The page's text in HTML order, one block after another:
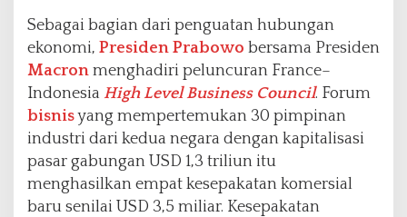
Sebagai bagian dari penguatan hubungan
ekonomi, Presiden Prabowo bersama Presiden
Macron menghadiri peluncuran France–
Indonesia High Level Business Council. Forum
bisnisyang mempertemukan 30 pimpinan
industri dari kedua negara dengan kapitalisasi
pasar gabungan USD 1,3 triliun itu
menghasilkan empat kesepakatan komersial
baru senilai USD 3,5 miliar. Kesepakatan